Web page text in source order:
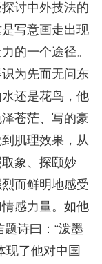
讨中外技法的
写意画走出现
的一个途径。
为先而无问东
还是花鸟，他
苍茫、写的豪
肌理效果，从
象、探颐妙
而鲜明地感受
感力量。如他
诗曰：“泼墨
现了他对中国